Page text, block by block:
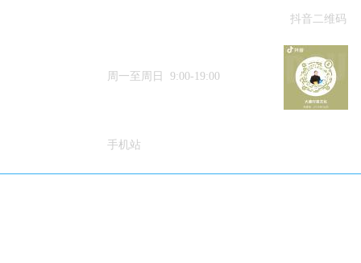
周一至周日 9:00-19:00
抖音二维码
手机站